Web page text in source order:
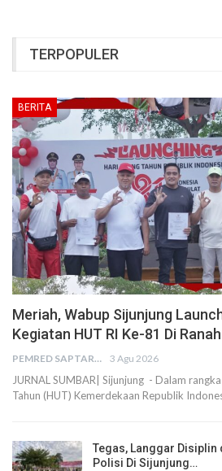
TERPOPULER
BERITA
Meriah, Wabup Sijunjung
Kegiatan HUT RI Ke-81 Di
PEMRED SAPTARIUS 3 Agu 2026
JURNAL SUMBAR| Sijunjung - Dalam
Tahun (HUT) Kemerdekaan Republik
Tegas, Langgar Disiplin
Polisi Di Sijunjung…